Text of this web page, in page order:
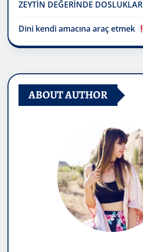
ZEYTİN DEĞERİNDE DOSLUKLAR
Dini kendi amacına araç etmek
ABOUT AUTHOR